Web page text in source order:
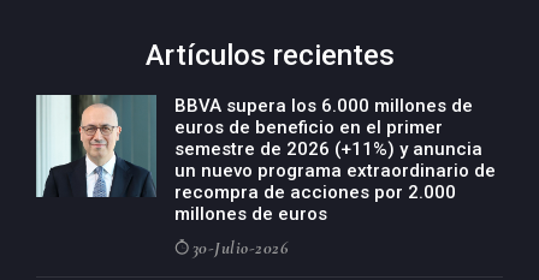
Artículos recientes
BBVA supera los 6.000 millones de
euros de beneficio en el primer
semestre de 2026 (+11%) y anuncia
un nuevo programa extraordinario de
recompra de acciones por 2.000
millones de euros
30-Julio-2026